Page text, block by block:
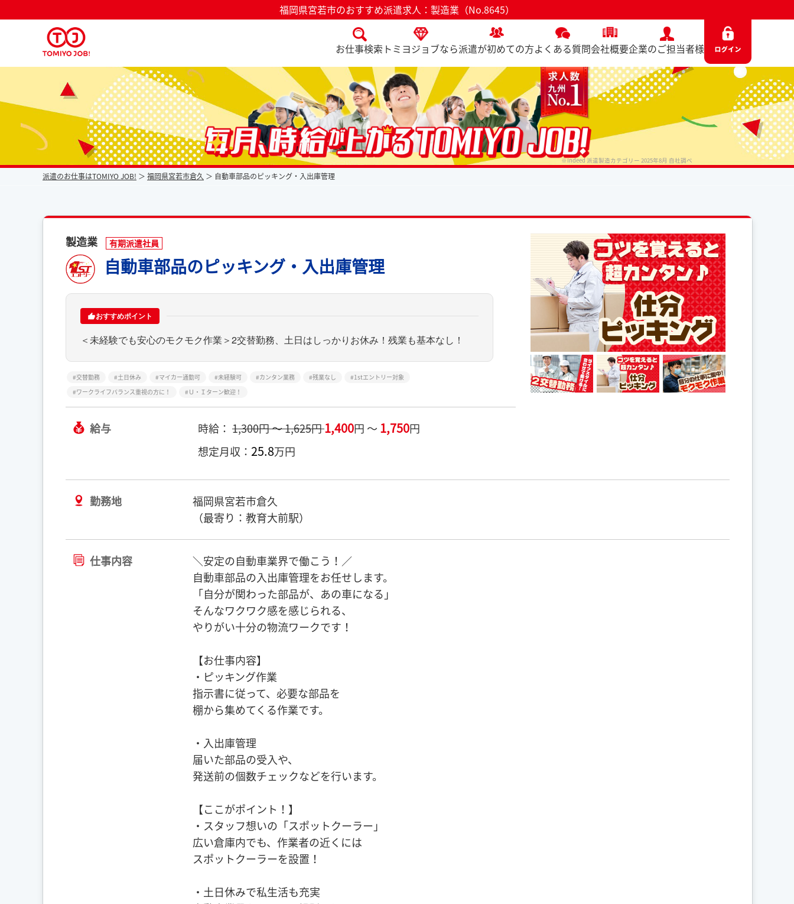
福岡県宮若市のおすすめ派遣求人：製造業（No.8645）
お仕事検索 トミヨジョブなら派遣が初めての方よくある質問会社概要企業のご担当者様
派遣なら毎月時給が上がるトミヨジョブ ※Indeed 派遣製造カテゴリー 2025年8月 自社調べ
派遣のお仕事はTOMIYO JOB! 福岡県宮若市倉久 自動車部品のピッキング・入出庫管理
製造業 有期派遣社員 No. 8645 / 2026.04.06
自動車部品のピッキング・入出庫管理
おすすめポイント
＜未経験でも安心のモクモク作業＞2交替勤務、土日はしっかりお休み！残業も基本なし！
交替勤務 土日休み マイカー通勤可 未経験可 カンタン業務 残業なし
1stエントリー対象
ワークライフバランス重視の方に！
Ｕ・Ｉターン歓迎！
給与 時給： 1,300円 ～ 1,625円1,400円 ～ 1,750円
想定月収： 25.8万円
勤務地
福岡県宮若市倉久
（最寄り：教育大前駅）
仕事内容
＼安定の自動車業界で働こう！／
自動車部品の入出庫管理をお任せします。
「自分が関わった部品が、あの車になる」
そんなワクワク感を感じられる、
やりがい十分の物流ワークです！
【お仕事内容】
・ピッキング作業
指示書に従って、必要な部品を
棚から集めてくる作業です。
・入出庫管理
届いた部品の受入や、
発送前の個数チェックなどを行います。
【ここがポイント！】
・スタッフ想いの「スポットクーラー」
広い倉庫内でも、作業者の近くには
スポットクーラーを設置！
・土日休みで私生活も充実